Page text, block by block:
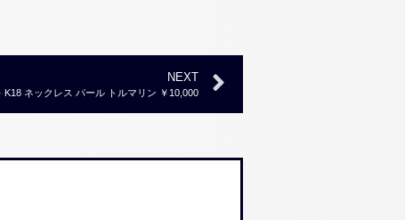
NEXT
K18 ネックレス パール トルマリン ￥10,000